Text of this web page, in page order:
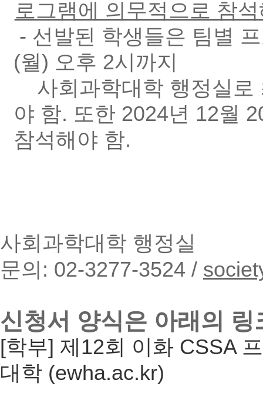
로그램에 의무적으로 참
- 선발된 학생들은 팀별
(월) 오후 2시까지
사회과학대학 행정실로
야 함. 또한 2024년 12월
참석해야 함.
사회과학대학 행정실
문의: 02-3277-3524 /
신청서 양식은 아래의
[학부] 제12회 이화 CSSA
대학 (ewha.ac.kr)